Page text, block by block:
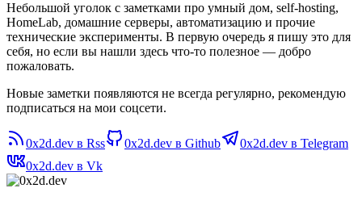
Небольшой уголок с заметками про умный дом, self-hosting,
HomeLab, домашние серверы, автоматизацию и прочие
технические эксперименты. В первую очередь я пишу это для
себя, но если вы нашли здесь что-то полезное — добро
пожаловать.
Новые заметки появляются не всегда регулярно, рекомендую
подписаться на мои соцсети.
0x2d.dev в Rss 0x2d.dev в Github
0x2d.dev в Telegram
0x2d.dev в Vk